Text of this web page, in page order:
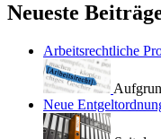
Neueste
Arbeitsrechtliche
Neue